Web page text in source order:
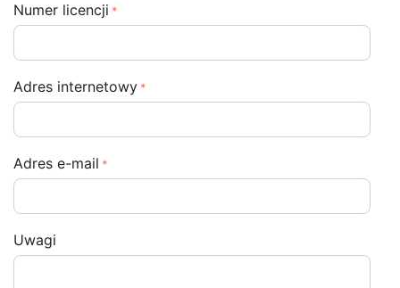
Numer licencji
Adres internetowy
Adres e-mail
Uwagi